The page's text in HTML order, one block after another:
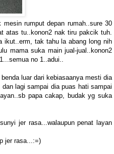
rumput depan rumah..sure 30
atas tu..konon2 nak tiru pakcik tuh.
ikut..erm, tak tahu la abang long nih
mama suka main jual-jual..konon2
no 1..adui..
luar dari kebiasaanya mesti dia
lagi sampai dia puas hati sampai
papa cakap, budak yg suka
jer rasa...walaupun penat layan
jer rasa...:=)